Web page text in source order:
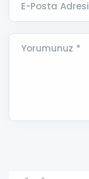
E-Posta
Yorumunuz *